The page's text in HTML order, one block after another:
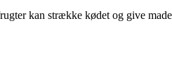
kan strække kødet og give